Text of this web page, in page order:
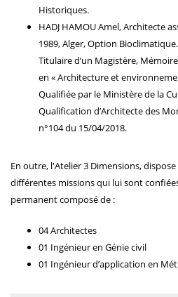
Historiques.
HADJ HAMOU Amel, Architecte
1989, Alger, Option Bioclimatique.
Titulaire d’un Magistère,
en « Architecture et
Qualifiée par le Ministère de la
Qualification d’Architecte des
n°104 du 15/04/2018.
En outre, l'Atelier 3 Dimensions,
différentes missions qui lui sont
permanent composé de :
04 Architectes
01 Ingénieur en Génie civil
01 Ingénieur d’application en